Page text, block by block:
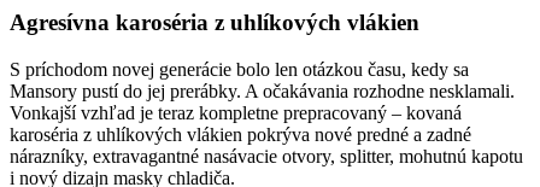
Agresívna karoséria z uhlíkových vlákien
S príchodom novej generácie bolo len otázkou času, kedy sa
Mansory pustí do jej prerábky. A očakávania rozhodne nesklamali.
Vonkajší vzhľad je teraz kompletne prepracovaný – kovaná
karoséria z uhlíkových vlákien pokrýva nové predné a zadné
nárazníky, extravagantné nasávacie otvory, splitter, mohutnú kapotu
i nový dizajn masky chladiča.